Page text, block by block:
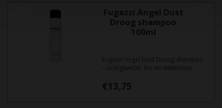
Droog shampoo
100ml
Fugazzi Angel Dust Droog shampoo
– Lichtgewicht, fris en vlekkeloos.
€13,75